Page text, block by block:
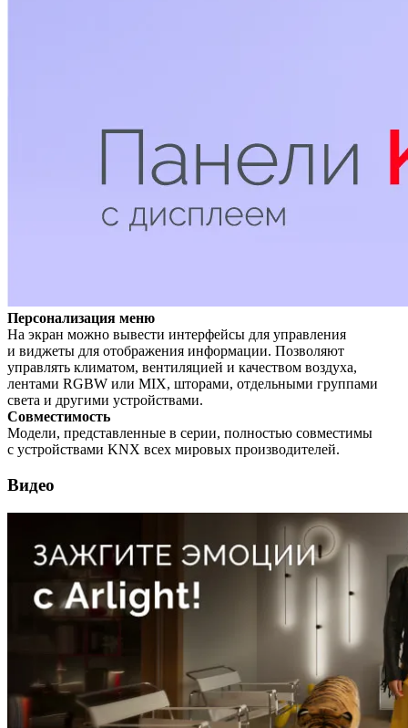
Персонализация меню
На экран можно вывести интерфейсы для управления
и виджеты для отображения информации. Позволяют
управлять климатом, вентиляцией и качеством воздуха,
лентами RGBW или MIX, шторами, отдельными группами
света и другими устройствами.
Совместимость
Модели, представленные в серии, полностью совместимы
с устройствами KNX всех мировых производителей.
Видео